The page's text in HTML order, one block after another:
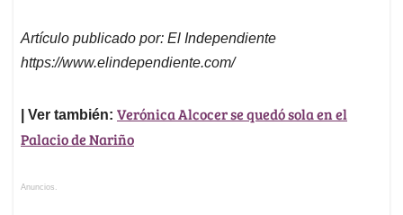
Artículo publicado por: El Independiente
https://www.elindependiente.com/
| Ver también: Verónica Alcocer se quedó sola en el
Palacio de Nariño
Anuncios.